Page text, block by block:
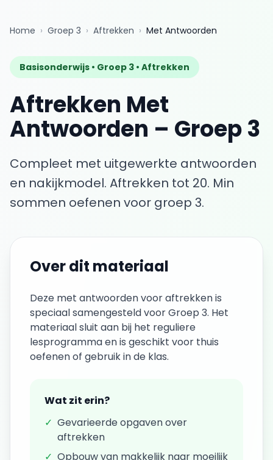
Home › Groep 3 › Aftrekken › Met Antwoorden
Basisonderwijs • Groep 3 • Aftrekken
Aftrekken Met
Antwoorden – Groep 3
Compleet met uitgewerkte antwoorden
en nakijkmodel. Aftrekken tot 20. Min
sommen oefenen voor groep 3.
Over dit materiaal
Deze met antwoordenvooraftrekkenis
speciaal samengesteld voorGroep 3. Het
materiaal sluit aan bij het reguliere
lesprogramma en is geschikt voor thuis
oefenen of gebruik in de klas.
Wat zit erin?
✓ Gevarieerde opgaven over
aftrekken
✓ Opbouw van makkelijk naar moeilijk